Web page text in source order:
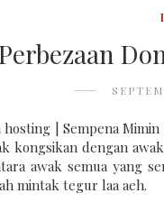
hosting | Sempena
kongsikan dengan
awak semua yang
mintak tegur laa aeh.